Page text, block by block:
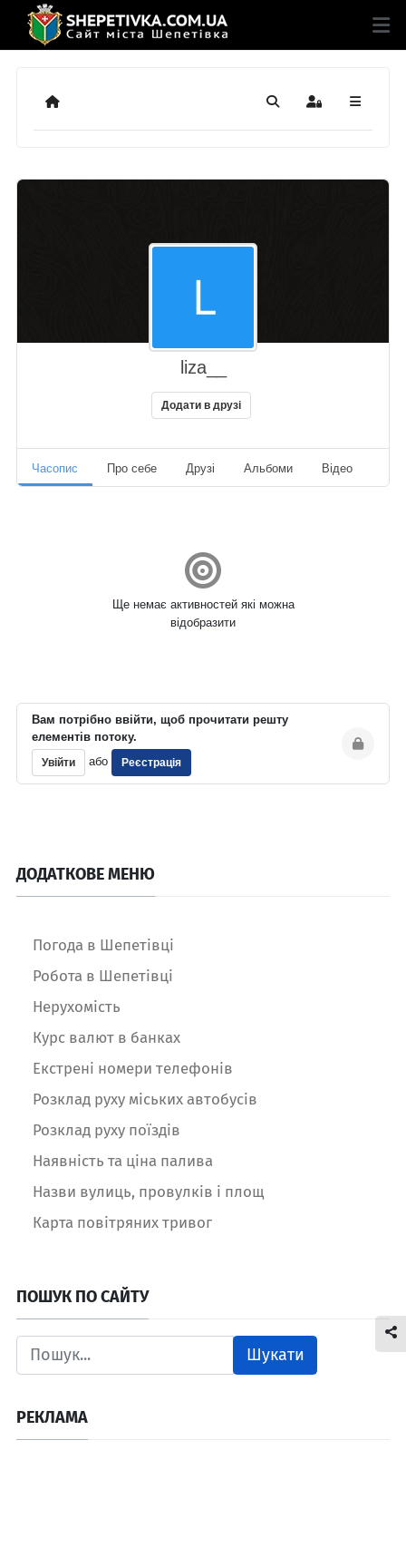
Додому ПошукSign In
liza__
Додати в друзі
Часопис Про себе Друзі Альбоми Відео
Ще немає активностей які можна
відобразити
Вам потрібно ввійти, щоб прочитати решту
елементів потоку.
Увійти або Реєстрація
ДОДАТКОВЕ МЕНЮ
Погода в Шепетівці
Робота в Шепетівці
Нерухомість
Курс валют в банках
Екстрені номери телефонів
Розклад руху міських автобусів
Розклад руху поїздів
Наявність та ціна палива
Назви вулиць, провулків і площ
Карта повітряних тривог
ПОШУК ПО САЙТУ
Шукати
РЕКЛАМА